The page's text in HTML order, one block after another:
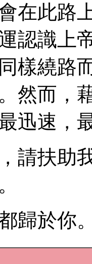
在此路
認識上
樣繞路
然而，
迅速，
請扶助
歸於你